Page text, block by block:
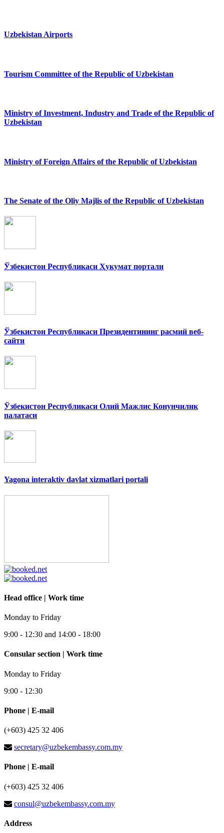
Uzbekistan Airports
Tourism Committee of the Republic of Uzbekistan
Ministry of Investment, Industry and Trade of the Republic of
Uzbekistan
Ministry of Foreign Affairs of the Republic of Uzbekistan
The Senate of the Oliy Majlis of the Republic of Uzbekistan
Ўзбекистон Республикаси Ҳукумат портали
Ўзбекистон Республикаси Президентининг расмий веб-
сайти
Ўзбекистон Республикаси Олий Мажлис Конунчилик
палатаси
Yagona interaktiv davlat xizmatlari portali
Head office | Work time
Monday to Friday
9:00 - 12:30 and 14:00 - 18:00
Consular section | Work time
Monday to Friday
9:00 - 12:30
Phone | E-mail
(+603) 425 32 406
secretary@uzbekembassy.com.my
Phone | E-mail
(+603) 425 32 406
consul@uzbekembassy.com.my
Address